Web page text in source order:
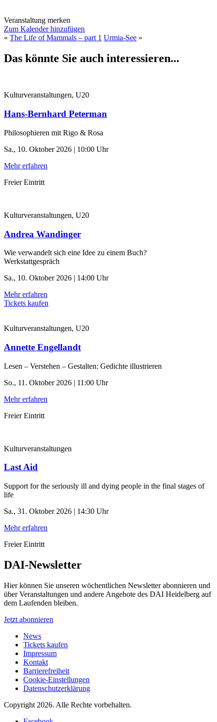
Veranstaltung merken
Zum Kalender hinzufügen
« The Life of Mammals – part 1 Urmia-See »
Das könnte Sie auch interessieren...
Kulturveranstaltungen, U20
Hans-Bernhard Peterman
Philosophieren mit Rigo & Rosa
Sa., 10. Oktober 2026 | 10:00 Uhr
Mehr erfahren
Freier Eintritt
Kulturveranstaltungen, U20
Andrea Wandinger
Wie verwandelt sich eine Idee zu einem Buch?
Werkstattgespräch
Sa., 10. Oktober 2026 | 14:00 Uhr
Mehr erfahren
Tickets kaufen
Kulturveranstaltungen, U20
Annette Engellandt
Lesen – Verstehen – Gestalten: Gedichte illustrieren
So., 11. Oktober 2026 | 11:00 Uhr
Mehr erfahren
Freier Eintritt
Kulturveranstaltungen
Last Aid
Support for the seriously ill and dying people in the final stages of
life
Sa., 31. Oktober 2026 | 14:30 Uhr
Mehr erfahren
Freier Eintritt
DAI-Newsletter
Hier können Sie unseren wöchentlichen Newsletter abonnieren und
über Veranstaltungen und andere Angebote des DAI Heidelberg auf
dem Laufenden bleiben.
Jetzt abonnieren
News
Tickets kaufen
Impressum
Kontakt
Barrierefreiheit
Cookie-Einstellungen
Datenschutzerklärung
Copyright 2026. Alle Rechte vorbehalten.